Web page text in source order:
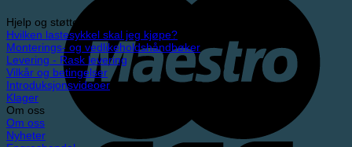
Hjelp og støtte
Hvilken lastesykkel skal jeg kjøpe?
Monterings- og vedlikeholdshåndbøker
Levering - Rask levering
Vilkår og betingelser
Introduksjonsvideoer
Klager
Om oss
Om oss
Nyheter